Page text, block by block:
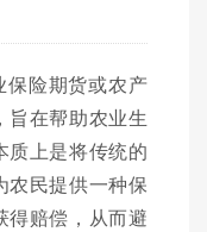
保险期货或农产
旨在帮助农业生
质上是将传统的
农民提供一种保
得赔偿，从而避